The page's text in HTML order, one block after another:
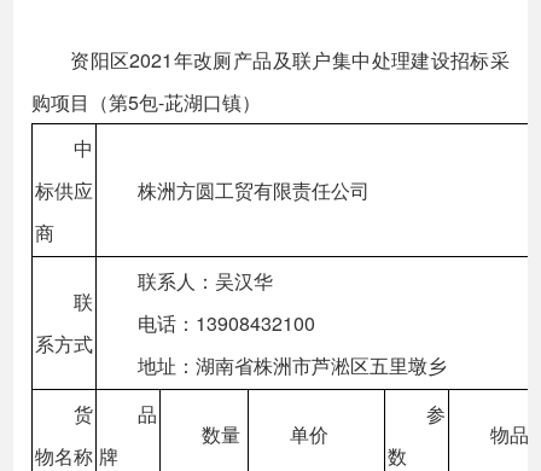
资阳区2021年改厕产品及联户集中处理建设招标采
购项目（第5包-茈湖口镇）
中
标供应
商
株洲方圆工贸有限责任公司
联
系方式
联系人：吴汉华
电话：13908432100
地址：湖南省株洲市芦淞区五里墩乡
货
物名称
品
牌
数量 单价
参
数
物品